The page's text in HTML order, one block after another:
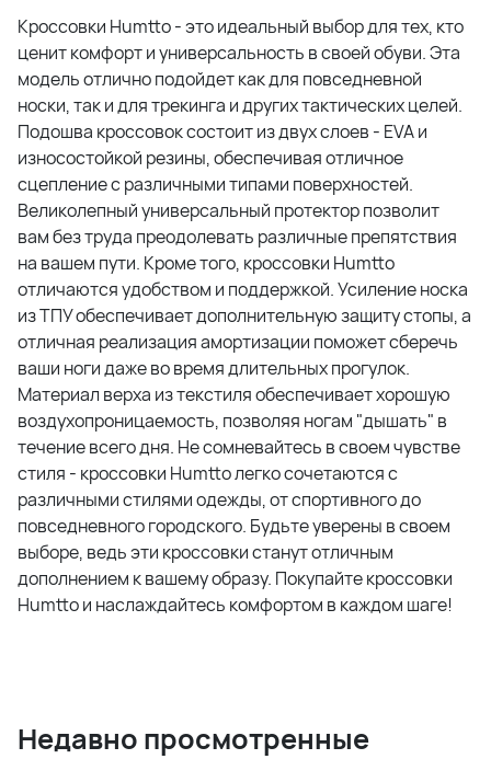
Кроссовки Humtto - это идеальный выбор для тех, кто
ценит комфорт и универсальность в своей обуви. Эта
модель отлично подойдет как для повседневной
носки, так и для трекинга и других тактических целей.
Подошва кроссовок состоит из двух слоев - EVA и
износостойкой резины, обеспечивая отличное
сцепление с различными типами поверхностей.
Великолепный универсальный протектор позволит
вам без труда преодолевать различные препятствия
на вашем пути. Кроме того, кроссовки Humtto
отличаются удобством и поддержкой. Усиление носка
из ТПУ обеспечивает дополнительную защиту стопы, а
отличная реализация амортизации поможет сберечь
ваши ноги даже во время длительных прогулок.
Материал верха из текстиля обеспечивает хорошую
воздухопроницаемость, позволяя ногам "дышать" в
течение всего дня. Не сомневайтесь в своем чувстве
стиля - кроссовки Humtto легко сочетаются с
различными стилями одежды, от спортивного до
повседневного городского. Будьте уверены в своем
выборе, ведь эти кроссовки станут отличным
дополнением к вашему образу. Покупайте кроссовки
Humtto и наслаждайтесь комфортом в каждом шаге!
Недавно просмотренные